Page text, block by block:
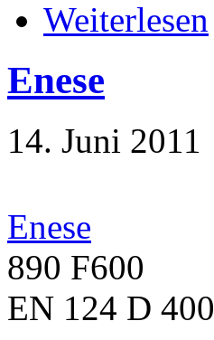
Weiterlesen
Enese
14. Juni 2011
Enese
890 F600
EN 124 D 400